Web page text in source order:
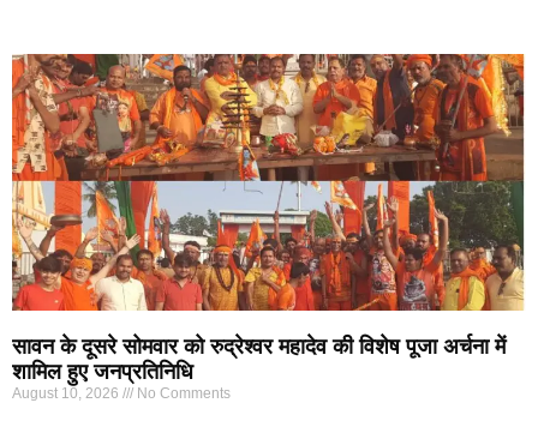
सावन के दूसरे सोमवार को रुद्रेश्वर महादेव की विशेष पूजा अर्चना में
शामिल हुए जनप्रतिनिधि
August 10, 2026 No Comments